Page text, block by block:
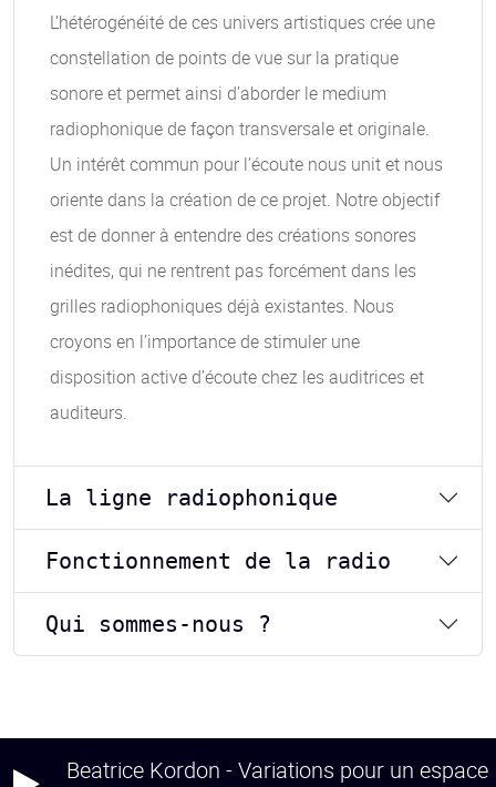
L’hétérogénéité de ces univers artistiques crée une
constellation de points de vue sur la pratique
sonore et permet ainsi d’aborder le medium
radiophonique de façon transversale et originale.
Un intérêt commun pour l’écoute nous unit et nous
oriente dans la création de ce projet. Notre objectif
est de donner à entendre des créations sonores
inédites, qui ne rentrent pas forcément dans les
grilles radiophoniques déjà existantes. Nous
croyons en l’importance de stimuler une
disposition active d’écoute chez les auditrices et
auditeurs.
La ligne radiophonique
Fonctionnement de la radio
Qui sommes-nous ?
Beatrice Kordon - Variations pour un espace